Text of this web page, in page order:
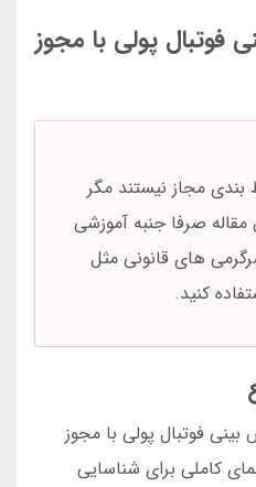
فوتبال پولی با مجوز
بندی مجاز نیستند مگر
صرفا جنبه آموزشی
های قانونی مثل
کنید.
بینی فوتبال پولی با مجوز
کاملی برای شناسایی